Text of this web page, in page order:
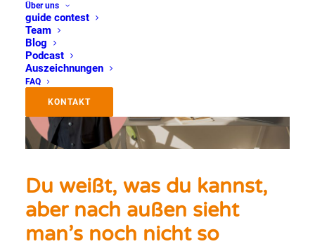
Über uns
guide contest
Team
Blog
Podcast
Auszeichnungen
FAQ
KONTAKT
Du weißt, was du kannst,
aber nach außen sieht
man’s noch nicht so